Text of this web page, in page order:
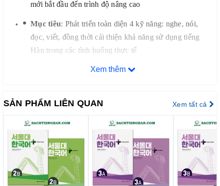
mới bắt đầu đến trình độ nâng cao
Mục tiêu: Phát triển toàn diện 4 kỹ năng: nghe, nói,
đọc, viết, đồng thời cải thiện khả năng sử dụng tiếng
Hàn trong các tình huống thực tế
1. Nội dung học tập thực tế và đa dạng
Bộ sách được thiết kế với các chủ đề quen thuộc và nội dung
gần gũi, giúp người học dễ dàng tiếp cận và áp dụng vào cuộc
sống hàng ngày. Các hoạt động nói đa dạng giúp người học sử
dụng từ vựng và ngữ pháp đã học trong các tình huống thực
tế, tăng cường kỹ năng giao tiếp.
Xem thêm
SẢN PHẨM LIÊN QUAN Xem tất cả